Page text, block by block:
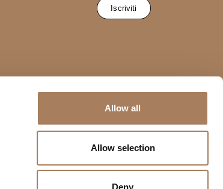
Allow all
Allow selection
Deny
(GDPR) *